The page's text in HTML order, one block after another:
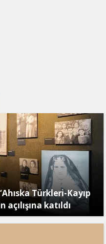
Türkleri-Kayıp
katıldı